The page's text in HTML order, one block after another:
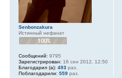
Senbonzakura
Истинный нефанат
Сообщений: 9795
Зарегистрирован: 16 сен 2012, 12:50
Благодарил (а): 493 раз.
Поблагодарили: 559 раз.